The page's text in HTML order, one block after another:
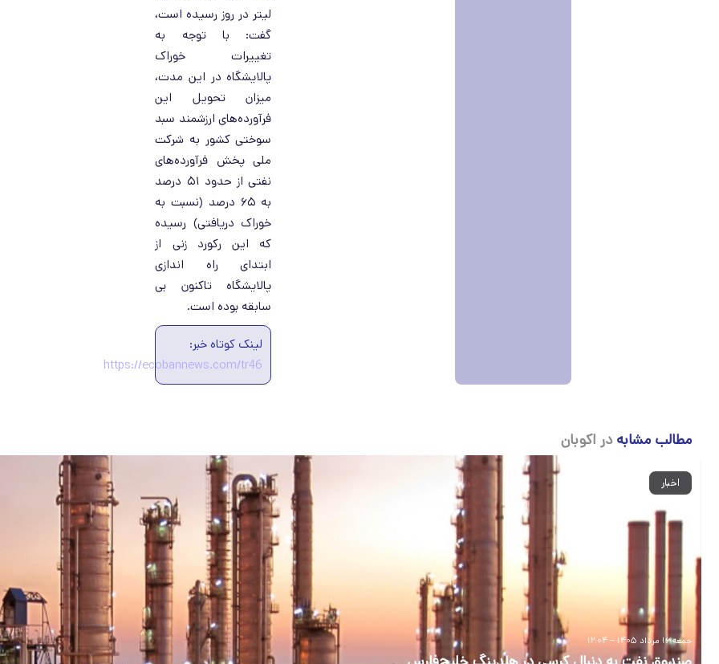
لیتر در روز رسیده است،
گفت: با توجه به
تغییرات خوراک
پالایشگاه در این مدت،
میزان تحویل این
فرآورده‌های ارزشمند سبد
سوختی کشور به شرکت
ملی پخش فرآورده‌های
نفتی از حدود ۵۱ درصد
به ۶۵ درصد (نسبت به
خوراک دریافتی) رسیده
که این رکورد زنی از
ابتدای راه اندازی
پالایشگاه تاکنون بی
سابقه بوده است.
لینک کوتاه خبر:
https://ecobannews.com/tr46
مطالب مشابه در اکوبان
اخبار
جمعه ۱۶ مرداد ۱۴۰۵ – ۱۲:۰۴